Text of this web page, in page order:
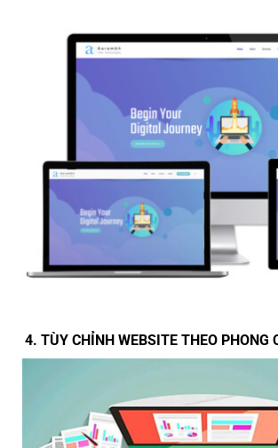
4. TÙY CHỈNH WEBSITE THEO PHONG